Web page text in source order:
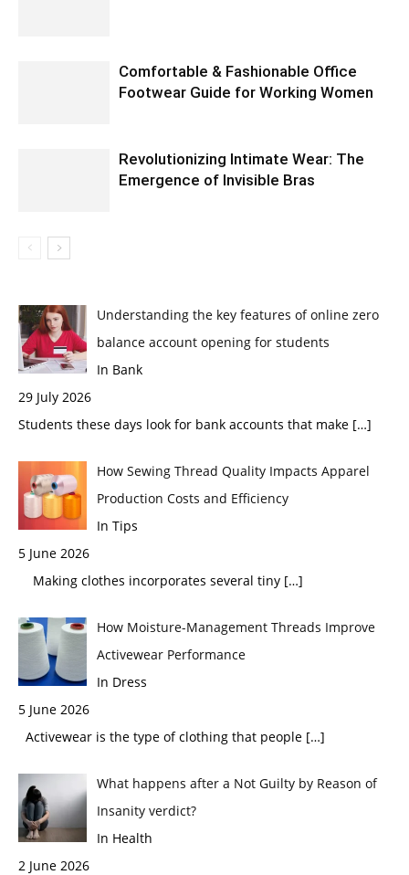
Comfortable & Fashionable Office
Footwear Guide for Working Women
Revolutionizing Intimate Wear: The
Emergence of Invisible Bras
Understanding the key features of online zero
balance account opening for students
In Bank
29 July 2026
Students these days look for bank accounts that make […]
How Sewing Thread Quality Impacts Apparel
Production Costs and Efficiency
In Tips
5 June 2026
Making clothes incorporates several tiny […]
How Moisture-Management Threads Improve
Activewear Performance
In Dress
5 June 2026
Activewear is the type of clothing that people […]
What happens after a Not Guilty by Reason of
Insanity verdict?
In Health
2 June 2026